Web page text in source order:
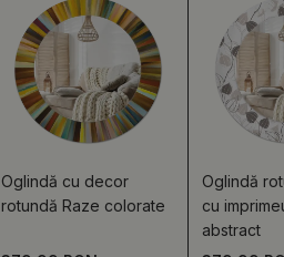
Oglindă cu decor
rotundă Raze colorate
Oglindă
cu
abstract